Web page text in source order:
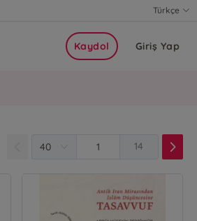
Türkçe
Giriş Yap
Kaydol
14